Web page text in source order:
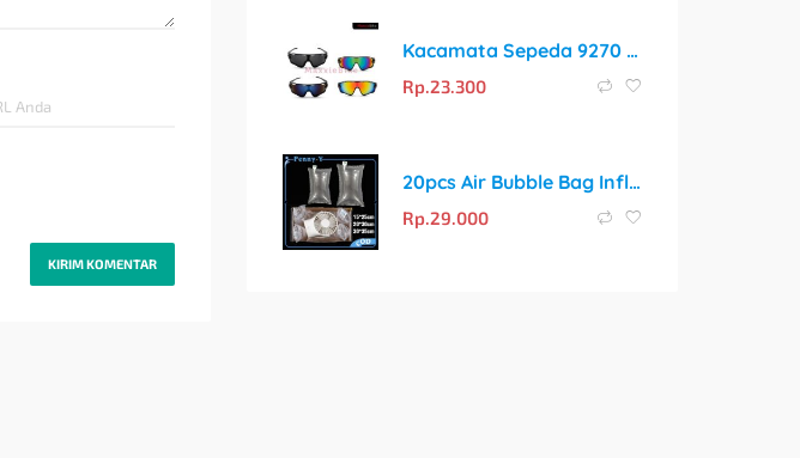
Kacamata Sepeda 9270 Lensa Anti Silau dengan 4 Pilihan Warna
Rp. 23.300
20pcs Air Bubble Bag Inflatable Buffer Bag 30*35cm Pelindung Pengiriman
Rp. 29.000